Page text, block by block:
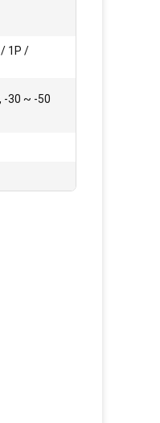
/ 1P /
-30 ~ -50